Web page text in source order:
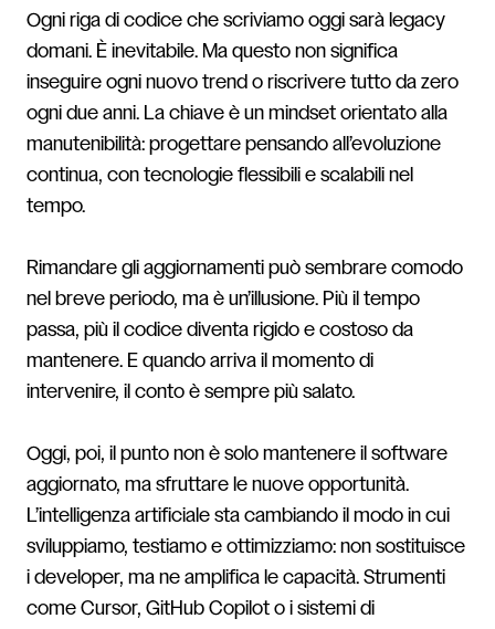
Ogni riga di codice che scriviamo oggi sarà legacy
domani. È inevitabile. Ma questo non significa
inseguire ogni nuovo trend o riscrivere tutto da zero
ogni due anni. La chiave è un mindset orientato alla
manutenibilità: progettare pensando all’evoluzione
continua, con tecnologie flessibili e scalabili nel
tempo.
Rimandare gli aggiornamenti può sembrare comodo
nel breve periodo, ma è un’illusione. Più il tempo
passa, più il codice diventa rigido e costoso da
mantenere. E quando arriva il momento di
intervenire, il conto è sempre più salato.
Oggi, poi, il punto non è solo mantenere il software
aggiornato, ma sfruttare le nuove opportunità.
L’intelligenza artificiale sta cambiando il modo in cui
sviluppiamo, testiamo e ottimizziamo: non sostituisce
i developer, ma ne amplifica le capacità. Strumenti
come Cursor, GitHub Copilot o i sistemi di